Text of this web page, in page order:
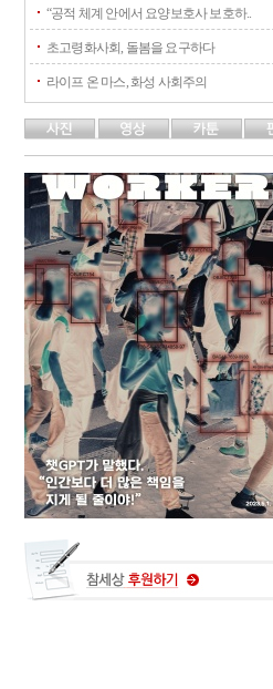
“공적 체계 안에서 요양보호사 보호하..
초고령화사회, 돌봄을 요구하다
라이프 온 마스, 화성 사회주의